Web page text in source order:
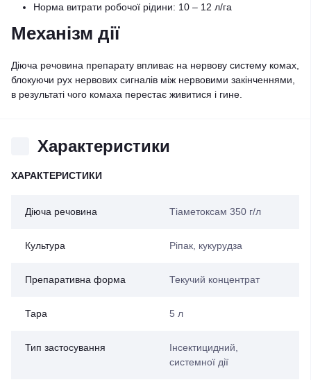
Норма витрати робочої рідини: 10 – 12 л/га
Механізм дії
Діюча речовина препарату впливає на нервову систему комах,
блокуючи рух нервових сигналів між нервовими закінченнями,
в результаті чого комаха перестає живитися і гине.
Характеристики
ХАРАКТЕРИСТИКИ
Діюча речовина Тіаметоксам 350 г/л
Культура Ріпак, кукурудза
Препаративна форма Текучий концентрат
Тара 5 л
Тип застосування
Інсектицидний,
системної дії